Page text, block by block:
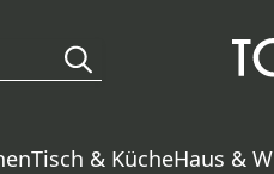
Tisch & KücheHaus &